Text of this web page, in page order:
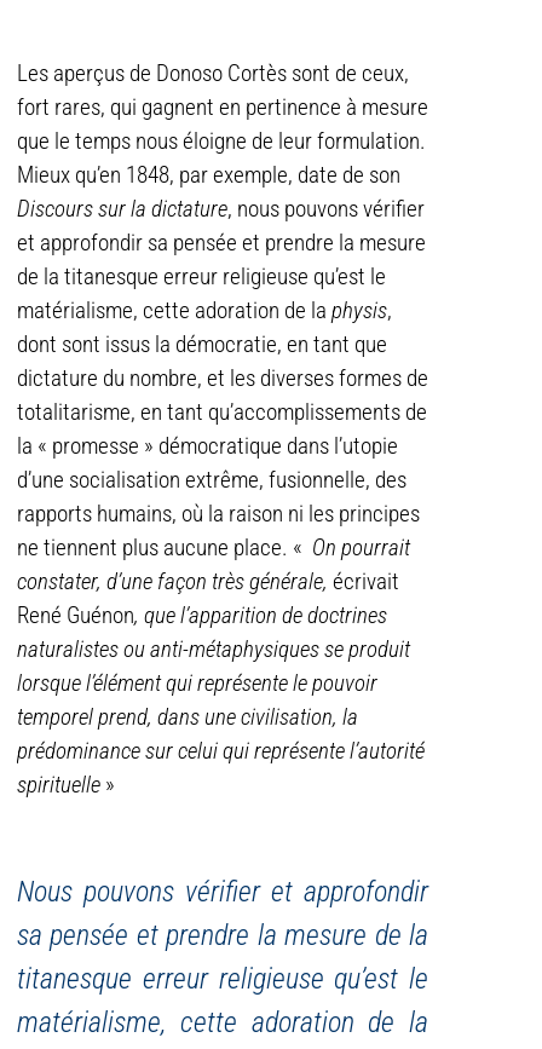
Les aperçus de Donoso Cortès sont de ceux,
fort rares, qui gagnent en pertinence à mesure
que le temps nous éloigne de leur formulation.
Mieux qu’en 1848, par exemple, date de son
Discours sur la dictature, nous pouvons vérifier
et approfondir sa pensée et prendre la mesure
de la titanesque erreur religieuse qu’est le
matérialisme, cette adoration de la physis,
dont sont issus la démocratie, en tant que
dictature du nombre, et les diverses formes de
totalitarisme, en tant qu’accomplissements de
la « promesse » démocratique dans l’utopie
d’une socialisation extrême, fusionnelle, des
rapports humains, où la raison ni les principes
ne tiennent plus aucune place. « On pourrait
constater, d’une façon très générale, écrivait
René Guénon, que l’apparition de doctrines
naturalistes ou anti-métaphysiques se produit
lorsque l’élément qui représente le pouvoir
temporel prend, dans une civilisation, la
prédominance sur celui qui représente l’autorité
spirituelle »
Nous pouvons vérifier et approfondir
sa pensée et prendre la mesure de la
titanesque erreur religieuse qu’est le
matérialisme, cette adoration de la